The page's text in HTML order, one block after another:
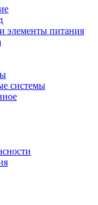
элементы питания
системы